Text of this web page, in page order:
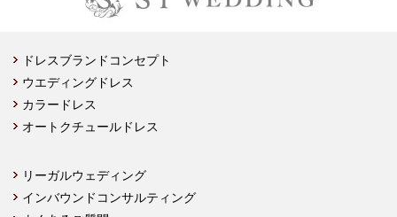
ドレスブランドコンセプト
ウエディングドレス
カラードレス
オートクチュールドレス
リーガルウェディング
インバウンドコンサルティング